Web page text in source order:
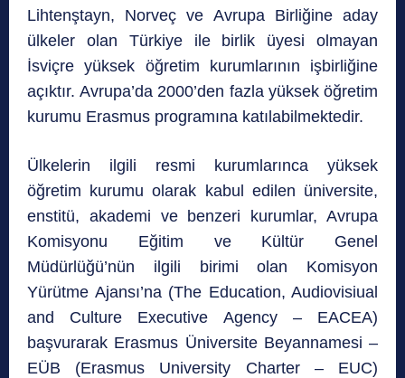
Lihtenştayn, Norveç ve Avrupa Birliğine aday
ülkeler olan Türkiye ile birlik üyesi olmayan
İsviçre yüksek öğretim kurumlarının işbirliğine
açıktır. Avrupa’da 2000’den fazla yüksek öğretim
kurumu Erasmus programına katılabilmektedir.
Ülkelerin ilgili resmi kurumlarınca yüksek
öğretim kurumu olarak kabul edilen üniversite,
enstitü, akademi ve benzeri kurumlar, Avrupa
Komisyonu Eğitim ve Kültür Genel
Müdürlüğü’nün ilgili birimi olan Komisyon
Yürütme Ajansı’na (The Education, Audiovisiual
and Culture Executive Agency – EACEA)
başvurarak Erasmus Üniversite Beyannamesi –
EÜB (Erasmus University Charter – EUC)